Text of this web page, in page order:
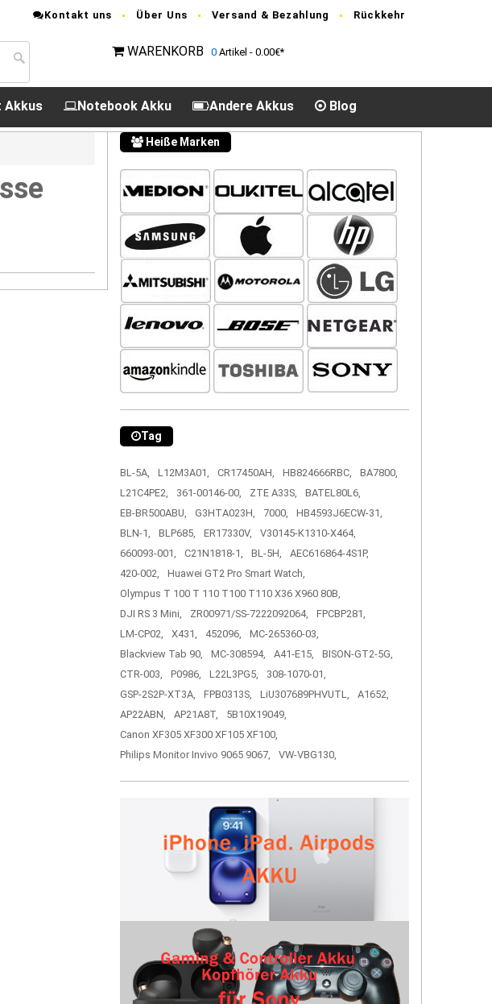
Kontakt uns Über Uns Versand & Bezahlung Rückkehr
WARENKORB 0 Artikel - 0.00€*
Akkus Notebook Akku Andere Akkus Blog
Heiße Marken
Tag
BL-5A, L12M3A01, CR17450AH, HB824666RBC,
BA7800,
L21C4PE2,
361-00146-00, ZTE A33S,
BATEL80L6,
EB-BR500ABU,
G3HTA023H, 7000,
HB4593J6ECW-31,
BLN-1,
BLP685, ER17330V,
V30145-K1310-X464,
660093-001,
C21N1818-1, BL-5H,
AEC616864-4S1P,
420-002,
Huawei GT2 Pro Smart Watch,
Olympus T 100 T 110 T100 T110 X36 X960 80B,
DJI RS 3 Mini,
ZR00971/SS-7222092064,
FPCBP281,
LM-CP02,
X431, 452096,
MC-265360-03,
Blackview Tab 90,
MC-308594, A41-E15,
BISON-GT2-5G,
CTR-003,
P0986, L22L3PG5,
308-1070-01,
GSP-2S2P-XT3A,
FPB0313S, LiU307689PHVUTL,
A1652,
AP22ABN,
AP21A8T,
5B10X19049,
Canon XF305 XF300 XF105 XF100,
Philips Monitor Invivo 9065 9067,
VW-VBG130,